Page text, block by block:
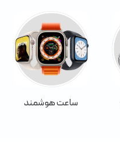
ساعت هوشمند